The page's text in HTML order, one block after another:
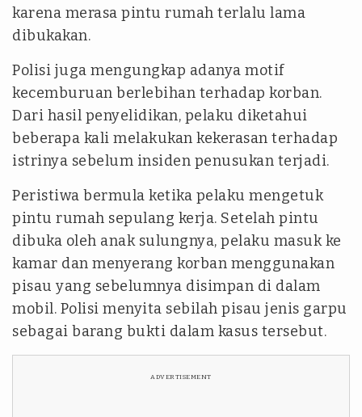
karena merasa pintu rumah terlalu lama
dibukakan.
Polisi juga mengungkap adanya motif
kecemburuan berlebihan terhadap korban.
Dari hasil penyelidikan, pelaku diketahui
beberapa kali melakukan kekerasan terhadap
istrinya sebelum insiden penusukan terjadi.
Peristiwa bermula ketika pelaku mengetuk
pintu rumah sepulang kerja. Setelah pintu
dibuka oleh anak sulungnya, pelaku masuk ke
kamar dan menyerang korban menggunakan
pisau yang sebelumnya disimpan di dalam
mobil. Polisi menyita sebilah pisau jenis garpu
sebagai barang bukti dalam kasus tersebut.
ADVERTISEMENT